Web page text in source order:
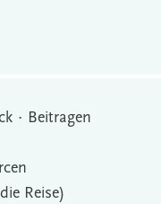
Beitragen
Reise)